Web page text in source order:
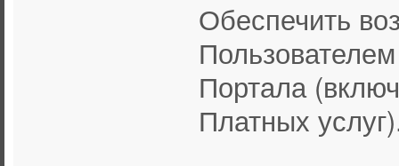
Обеспечить
Портала
Платных